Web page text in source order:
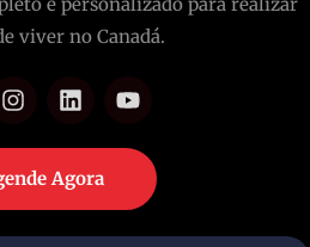
viver no Canadá.
Agora